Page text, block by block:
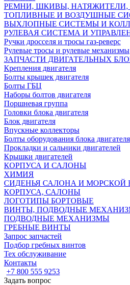
РЕМНИ, ШКИВЫ, НАТЯЖИТЕЛИ,
ТОПЛИВНЫЕ И ВОЗДУШНЫЕ
ВЫХЛОПНЫЕ СИСТЕМЫ И
РУЛЕВАЯ СИСТЕМА И
Ручки дросселя и тросы газ-реверс
Рулевые тросы и рулевые механизмы
ЗАПЧАСТИ ДВИГАТЕЛЬНЫХ
Крепления двигателя
Болты крышек двигателя
Болты ГБЦ
Наборы болтов двигателя
Поршневая группа
Головки блока двигателя
Блок двигателя
Впускные коллекторы
Болты оборудования блока двигателя
Прокладки и сальники двигателей
Крышки двигателей
КОРПУСА И САЛОНЫ
ХИМИЯ
СИДЕНЬЯ САЛОНА И МОРСКОЙ
КОРПУСА, САЛОНЫ
ЛОГОТИПЫ БОРТОВЫЕ
ВИНТЫ, ПОДВОДНЫЕ
ПОДВОДНЫЕ МЕХАНИЗМЫ
ГРЕБНЫЕ ВИНТЫ
Запрос запчастей
Подбор гребных винтов
Тех обслуживание
Контакты
+7 800 555 9253
Задать вопрос